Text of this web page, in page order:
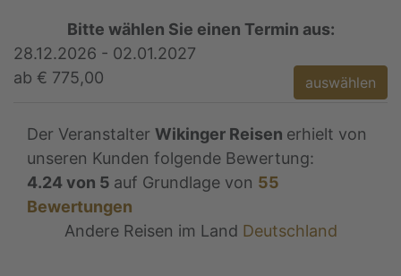
Bitte wählen Sie einen Termin aus:
28.12.2026 - 02.01.2027
ab € 775,00
auswählen
Der Veranstalter Wikinger Reisen erhielt von
unseren Kunden folgende Bewertung:
4.24von 5 auf Grundlage von 55
Bewertungen
Andere Reisen im Land Deutschland